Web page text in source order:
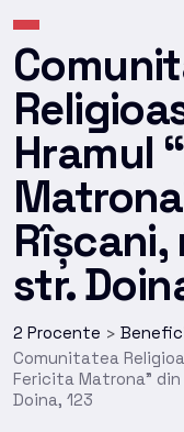
Hramul
Rîșcani,
str.
2 Procente >
Comunitatea
Fericita Matrona”
Doina, 123